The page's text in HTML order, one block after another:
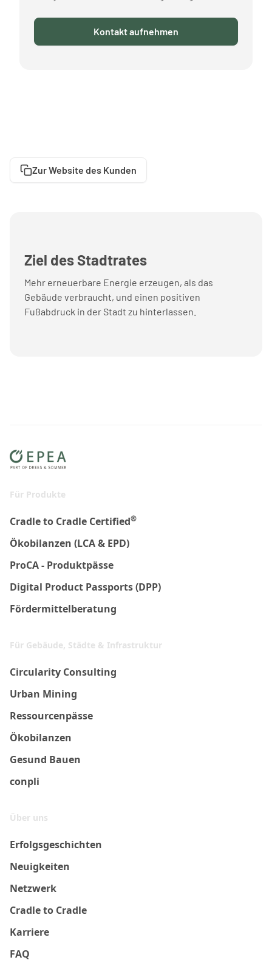
Kontakt aufnehmen
Zur Website des Kunden
Ziel des Stadtrates
Mehr erneuerbare Energie erzeugen, als das
Gebäude verbraucht, und einen positiven
Fußabdruck in der Stadt zu hinterlassen.
Für Produkte
Cradle to Cradle Certified®
Ökobilanzen (LCA & EPD)
ProCA - Produktpässe
Digital Product Passports (DPP)
Fördermittelberatung
Für Gebäude, Städte & Infrastruktur
Circularity Consulting
Urban Mining
Ressourcenpässe
Ökobilanzen
Gesund Bauen
conpli
Über uns
Erfolgsgeschichten
Neuigkeiten
Netzwerk
Cradle to Cradle
Karriere
FAQ